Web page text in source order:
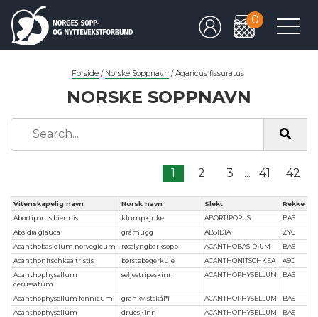
0
Forside / Norske Soppnavn / Agaricus fissuratus
NORSKE SOPPNAVN
1 2 3 ... 41 42
Vitenskapelig navn Norsk navn Slekt
Rekke
Abortiporus biennis
klumpkjuke ABORTIPORUS
BAS
Absidia glauca
gråmugg ABSIDIA
ZYG
Acanthobasidium norvegicum
røsslyngbarksopp ACANTHOBASIDIUM
BAS
Acanthonitschkea tristis
børstebegerkule ACANTHONITSCHKEA
ASC
Acanthophysellum
cerussatum
seljestripeskinn ACANTHOPHYSELLUM BAS
Acanthophysellum fennicum grankvistskål*1 ACANTHOPHYSELLUM
BAS
Acanthophysellum
drueskinn ACANTHOPHYSELLUM BAS